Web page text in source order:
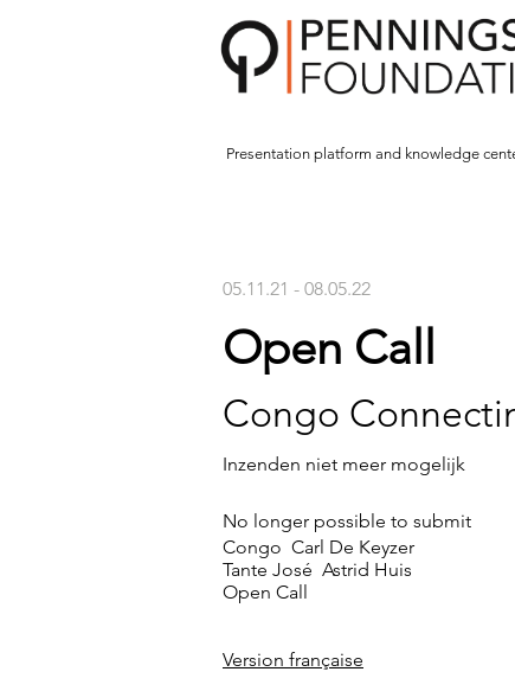
Presentation platform and knowledge
05.11.21 - 08.05.22
Open Call
Congo
Inzenden niet meer mogelijk
No longer possible to submit
Congo Carl De Keyzer
Tante José Astrid Huis
Open Call
Version française